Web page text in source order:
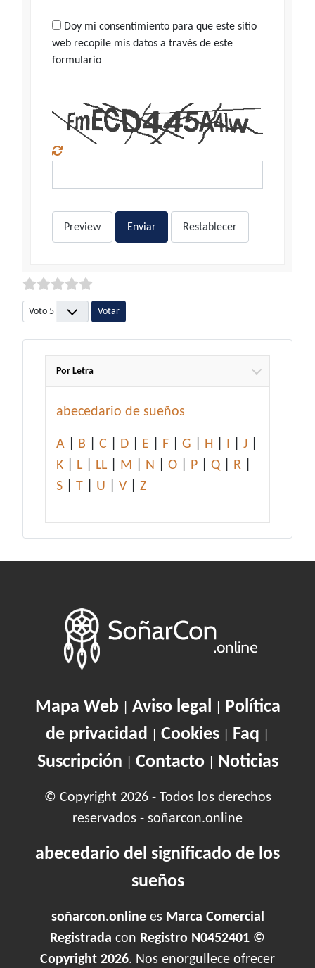
Doy mi consentimiento para que este sitio
web recopile mis datos a través de este
formulario
Preview Enviar Restablecer
Por favor, vote
Por Letra
abecedario de sueños
A B C D E F G H I J
K
L LL M N O P Q R
S
T U V Z
Mapa Web| Aviso legal
Política
de privacidad
Cookies Faq
Suscripción Contacto| Noticias
© Copyright 2026 - Todos los derechos
reservados - soñarcon.online
abecedario del significado de los
sueños
soñarcon.onlinees Marca Comercial
Registrada con Registro N0452401 ©
Copyright 2026. Nos enorgullece ofrecer